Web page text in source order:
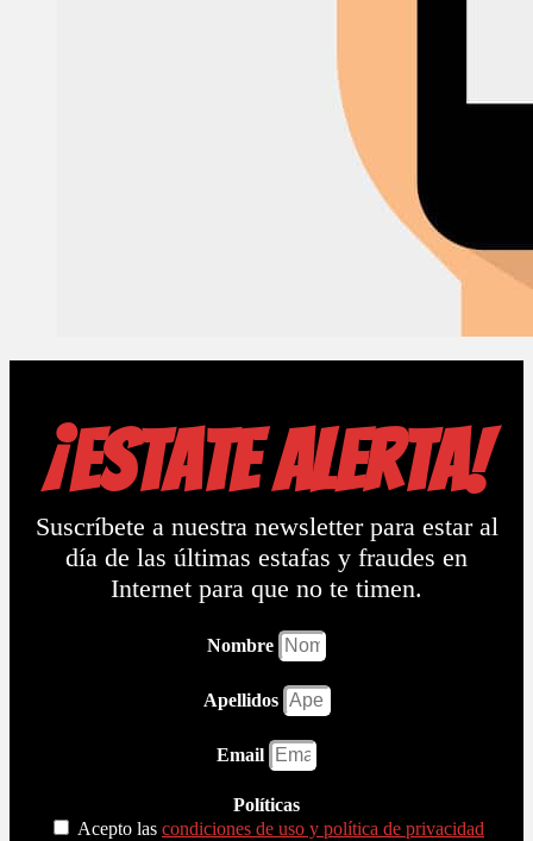
¡Estate alerta!
Suscríbete a nuestra newsletter para estar al
día de las últimas estafas y fraudes en
Internet para que no te timen.
Nombre
Apellidos
Email
Políticas
Acepto las condiciones de uso y política de privacidad